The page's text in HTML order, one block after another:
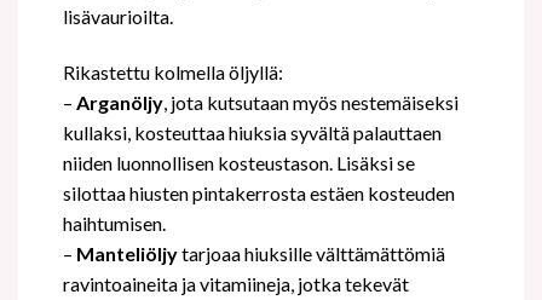
lisävaurioilta.
Rikastettu kolmella öljyllä:
– Arganöljy, jota kutsutaan myös nestemäiseksi
kullaksi, kosteuttaa hiuksia syvältä palauttaen
niiden luonnollisen kosteustason. Lisäksi se
silottaa hiusten pintakerrosta estäen kosteuden
haihtumisen.
– Manteliöljytarjoaa hiuksille välttämättömiä
ravintoaineita ja vitamiineja, jotka tekevät